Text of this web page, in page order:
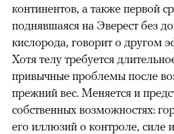
континентов, а также первой
поднявшаяся на Эверест без
кислорода, говорит о другом
Хотя телу требуется
привычные проблемы после
прежний вес. Меняется и
собственных возможностях:
его иллюзий о контроле, силе